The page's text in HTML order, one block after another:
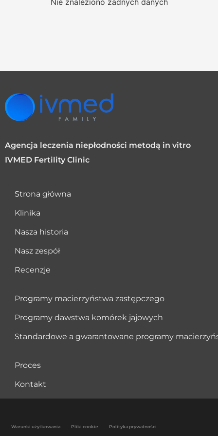
Agencja leczenia niepłodności metodą in vitro
IVMED Fertility Clinic
Strona główna
Klinika
Nasza historia
Nasz zespół
Recenzje
Programy macierzyństwa zastępczego
Programy dawstwa komórek jajowych
Standardowe a gwarantowane programy
Proces
Kontakt
Warunki użytkowania Pliki cookie Polityka prywatności